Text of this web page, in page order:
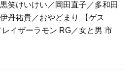
笑けいけい／岡田直子／多和田
丹祐貴／おやどまり 【ゲス
レイザーラモン RG／女と男 市